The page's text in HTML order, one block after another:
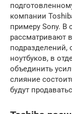
компании
примеру Sony. В
рассматривают
подразделений,
ноутбуков, в
объединить
слияние
будут